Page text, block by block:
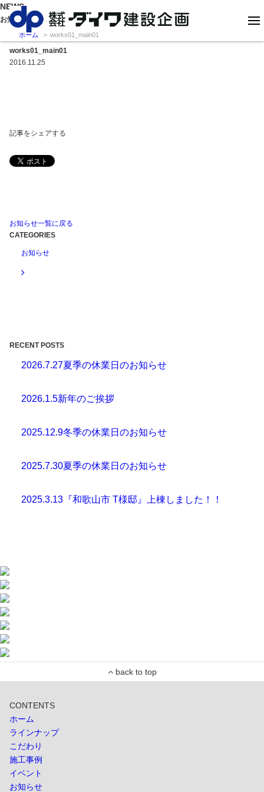
NEWS
お知らせ
ホーム works01_main01
works01_main01
2016.11.25
記事をシェアする
お知らせ一覧に戻る
CATEGORIES
お知らせ
RECENT POSTS
2026.7.27夏季の休業日のお知らせ
2026.1.5新年のご挨拶
2025.12.9冬季の休業日のお知らせ
2025.7.30夏季の休業日のお知らせ
2025.3.13 『和歌山市 T様邸』上棟しました！！
CONTENTS
ホーム
ラインナップ
こだわり
施工事例
イベント
お知らせ